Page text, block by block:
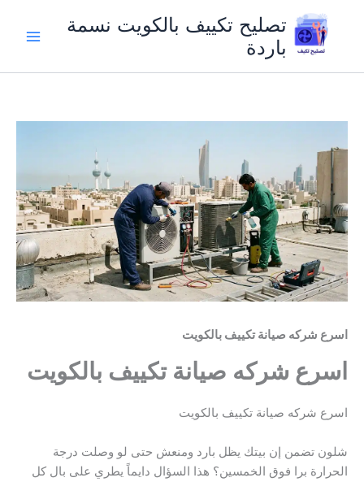
المحتوى
تصليح تكييف بالكويت نسمة
باردة
اسرع شركه صيانة تكييف بالكويت
اسرع شركه صيانة تكييف بالكويت
اسرع شركه صيانة تكييف بالكويت
شلون تضمن إن بيتك يظل بارد ومنعش حتى لو وصلت درجة
الحرارة برا فوق الخمسين؟ هذا السؤال دايماً يطري على بال كل